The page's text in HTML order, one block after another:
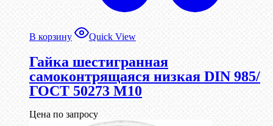
В корзину Quick View
Гайка шестигранная
самоконтрящаяся низкая DIN 985/
ГОСТ 50273 М10
Цена по запросу